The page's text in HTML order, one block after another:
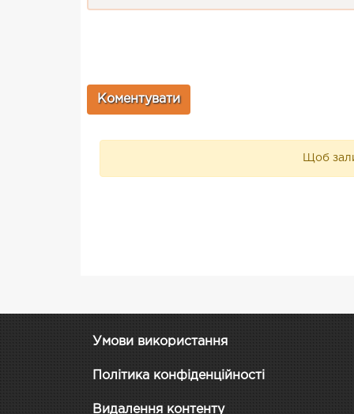
Щоб
Умови використання
Політика конфіденційності
Видалення контенту